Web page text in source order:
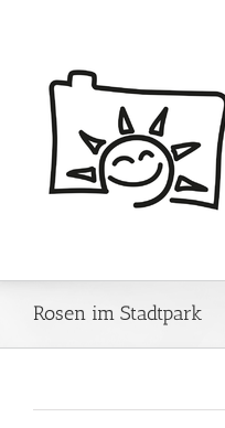
Rosen im Stadtpark